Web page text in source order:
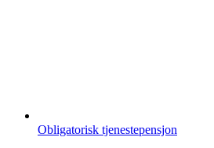
Obligatorisk tjenestepensjon